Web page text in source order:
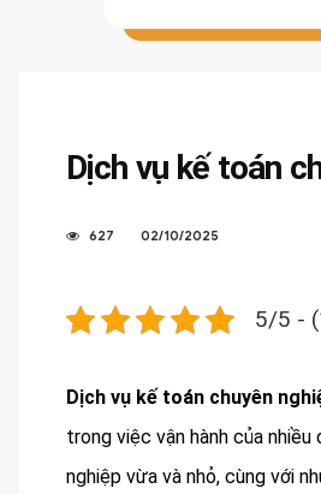
Dịch vụ kế toán
627 02/10/2025
5/5 -
Dịch vụ kế toán chuyên
trong việc vận hành của
nghiệp vừa và nhỏ, cùng với